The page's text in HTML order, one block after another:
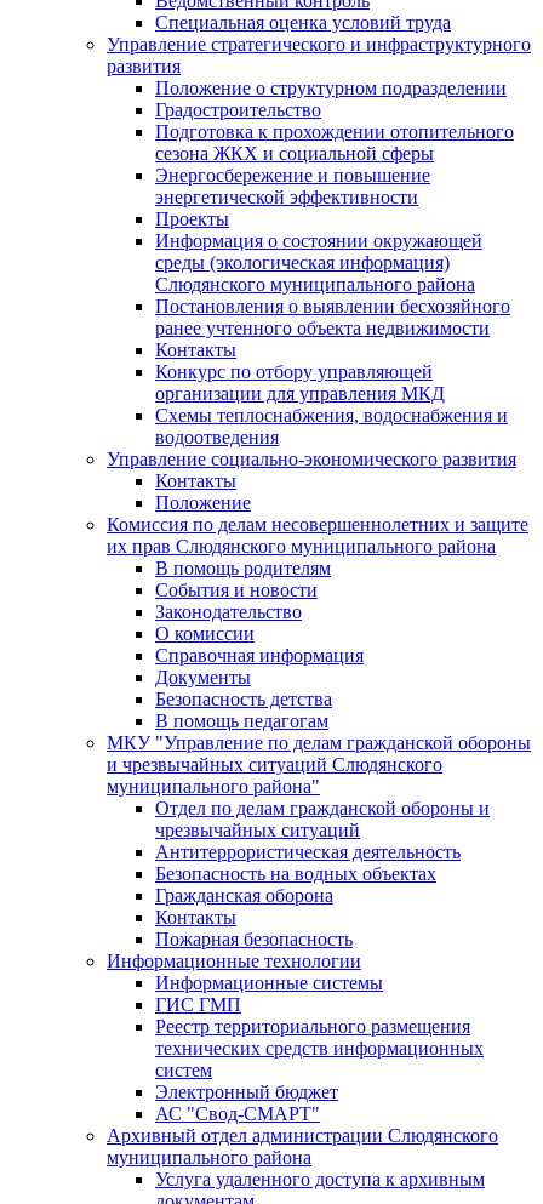
Специальная оценка условий труда
Управление стратегического и инфраструктурного
развития
Положение о структурном подразделении
Градостроительство
Подготовка к прохождении отопительного
сезона ЖКХ и социальной сферы
Энергосбережение и повышение
энергетической эффективности
Проекты
Информация о состоянии окружающей
среды (экологическая информация)
Слюдянского муниципального района
Постановления о выявлении бесхозяйного
ранее учтенного объекта недвижимости
Контакты
Конкурс по отбору управляющей
организации для управления МКД
Схемы теплоснабжения, водоснабжения и
водоотведения
Управление социально-экономического развития
Контакты
Положение
Комиссия по делам несовершеннолетних и защите
их прав Слюдянского муниципального района
В помощь родителям
События и новости
Законодательство
О комиссии
Справочная информация
Документы
Безопасность детства
В помощь педагогам
МКУ "Управление по делам гражданской обороны
и чрезвычайных ситуаций Слюдянского
муниципального района"
Отдел по делам гражданской обороны и
чрезвычайных ситуаций
Антитеррористическая деятельность
Безопасность на водных объектах
Гражданская оборона
Контакты
Пожарная безопасность
Информационные технологии
Информационные системы
ГИС ГМП
Реестр территориального размещения
технических средств информационных
систем
Электронный бюджет
АС "Свод-СМАРТ"
Архивный отдел администрации Слюдянского
муниципального района
Услуга удаленного доступа к архивным